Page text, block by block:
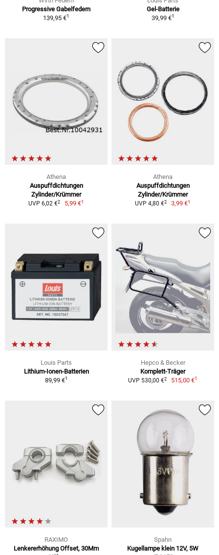
Progressive Gabelfedern
139,95 €1
Gel-Batterie
39,99 €1
Athena
Auspuffdichtungen
Zylinder/Krümmer
UVP 6,02 €2 5,99 €1
Athena
Auspuffdichtungen
Zylinder/Krümmer
UVP 4,80 €2 3,99 €1
Louis Parts
Lithium-Ionen-Batterien
89,99 €1
Hepco & Becker
Komplett-Träger
UVP 530,00 €2 515,00 €1
RAXIMO
Lenkererhöhung Offset, 30Mm
Spahn
Kugellampe klein 12V, 5W